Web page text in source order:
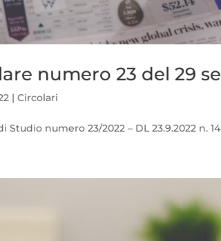
numero 23 del 29
|Circolari
Studio numero 23/2022 – DL 23.9.2022 n.